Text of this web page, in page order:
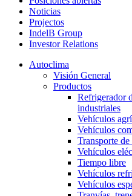
Noticias
Projectos
IndelB Group
Investor Relations
Autoclima
Visión General
Productos
Refrigerador
industriales
Vehículos
Vehículos
Transporte
Vehículos
Tiempo libre
Vehículos
Vehículos